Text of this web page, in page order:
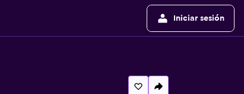
Iniciar sesión